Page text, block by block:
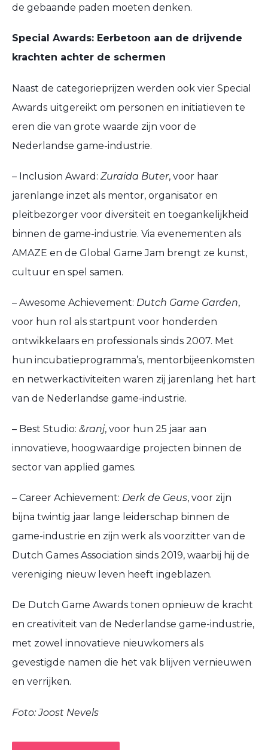
de gebaande paden moeten denken.
Special Awards: Eerbetoon aan de drijvende
krachten achter de schermen
Naast de categorieprijzen werden ook vier Special
Awards uitgereikt om personen en initiatieven te
eren die van grote waarde zijn voor de
Nederlandse game-industrie.
– Inclusion Award: Zuraida Buter, voor haar
jarenlange inzet als mentor, organisator en
pleitbezorger voor diversiteit en toegankelijkheid
binnen de game-industrie. Via evenementen als
AMAZE en de Global Game Jam brengt ze kunst,
cultuur en spel samen.
– Awesome Achievement: Dutch Game Garden,
voor hun rol als startpunt voor honderden
ontwikkelaars en professionals sinds 2007. Met
hun incubatieprogramma’s, mentorbijeenkomsten
en netwerkactiviteiten waren zij jarenlang het hart
van de Nederlandse game-industrie.
– Best Studio: &ranj, voor hun 25 jaar aan
innovatieve, hoogwaardige projecten binnen de
sector van applied games.
– Career Achievement: Derk de Geus, voor zijn
bijna twintig jaar lange leiderschap binnen de
game-industrie en zijn werk als voorzitter van de
Dutch Games Association sinds 2019, waarbij hij de
vereniging nieuw leven heeft ingeblazen.
De Dutch Game Awards tonen opnieuw de kracht
en creativiteit van de Nederlandse game-industrie,
met zowel innovatieve nieuwkomers als
gevestigde namen die het vak blijven vernieuwen
en verrijken.
Foto: Joost Nevels